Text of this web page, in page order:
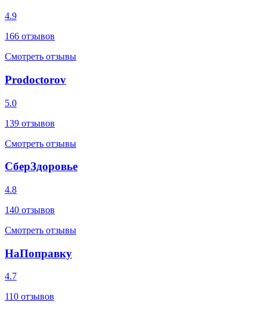
4.9
166 отзывов
Смотреть отзывы
Prodoctorov
5.0
139 отзывов
Смотреть отзывы
СберЗдоровье
4.8
140 отзывов
Смотреть отзывы
НаПоправку
4.7
110 отзывов